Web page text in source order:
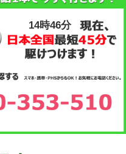
14時46分